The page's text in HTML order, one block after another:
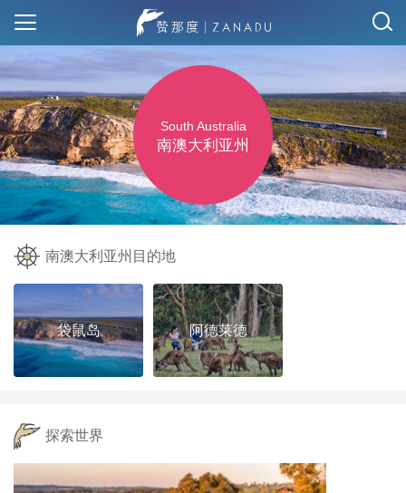
South Australia
南澳大利亚州
南澳大利亚州目的地
袋鼠岛 阿德莱德
探索世界